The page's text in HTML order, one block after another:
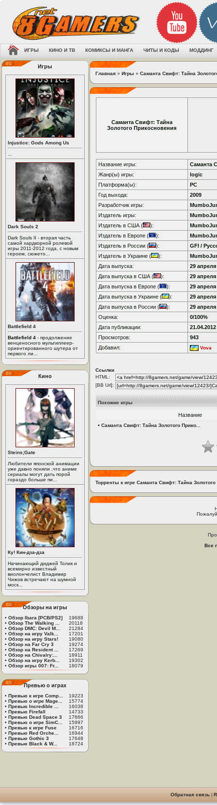
ИГРЫ КИНО И ТВ КОМИКСЫ И МАНГА ЧИТЫ И КОДЫ МОДДИНГ
Игры
Injustice: Gods Among Us
Dark Souls 2
Dark Souls II - вторая часть
самой хардкорной ролевой
игры 2011-2012 года, с новым
героем, сюжето...
Battlefield 4
Battlefield 4 - продолжение
венценосного мультиплеер-
ориентированного шутера от
первого ли...
Кино
Steins;Gate
Любители японской анимации
уже давно поняли ,что аниме
сериалы могут дать порой
гораздо больше пи...
Ку! Кин-дза-дза
Начинающий диджей Толик и
всемирно известный
виолончелист Владимир
Чижов встречают на шумной
моск...
Обзоры на игры
• Обзор Ibara [PCB/PS2]
19688
• Обзор The Walking ...
20118
• Обзор DMC: Devil M...
21284
• Обзор на игру Valk...
17201
• Обзор на игру Stars!
19080
• Обзор на Far Cry 3
19274
• Обзор на Resident ...
17269
• Обзор на Chivalry:...
18911
• Обзор на игру Kerb...
19302
• Обзор игры 007: Fr... 18079
Превью о играх
• Превью к игре Comp...
19223
• Превью о игре Mage...
15774
• Превью Incredible ...
16038
• Превью Firefall
14733
• Превью Dead Space 3
17666
• Превью о игре SimC...
15997
• Превью к игре Fuse
16716
• Превью Red Orche...
16944
• Превью Gothic 3
17648
• Превью Black & W... 18724
Главная » Игры » Саманта Свифт: Тайна
Саманта Свифт: Тайна
Золотого Прикосновения
Название игры:
Саманта
Жанр(ы) игры:
logic
Платформа(ы):
PC
Год выхода:
2009
Разработчик игры:
Издатель игры:
Издатель в США (
):
Издатель в Европе (
):
Издатель в России (
):
GFI /
Издатель в Украине (
):
Дата выпуска:
29 апреля
Дата выпуска в США (
):
29 апреля
Дата выпуска в Европе (
):
29 апреля
Дата выпуска в Украине (
):
29 апреля
Дата выпуска в России (
):
29 апреля
Оценка:
0/100%
Дата публикации:
21.04.2012
Просмотров:
943
Добавил:
Vova
Ссылки
HTML:
[BB Url]:
Похожие игры
Название
• Саманта Свифт: Тайна Золотого Прико...
Торренты к игре Саманта Свифт: Тайна
Все
Обратная связь